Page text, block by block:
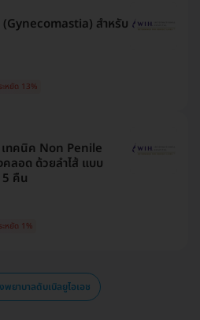
(Gynecomastia) สำหรับ
ะหยัด 13%
ทคนิค Non Penile
ลอด ด้วยลำไส้ แบบ
คืน
ะหยัด 1%
พยาบาลดับเบิลยูไอเอช